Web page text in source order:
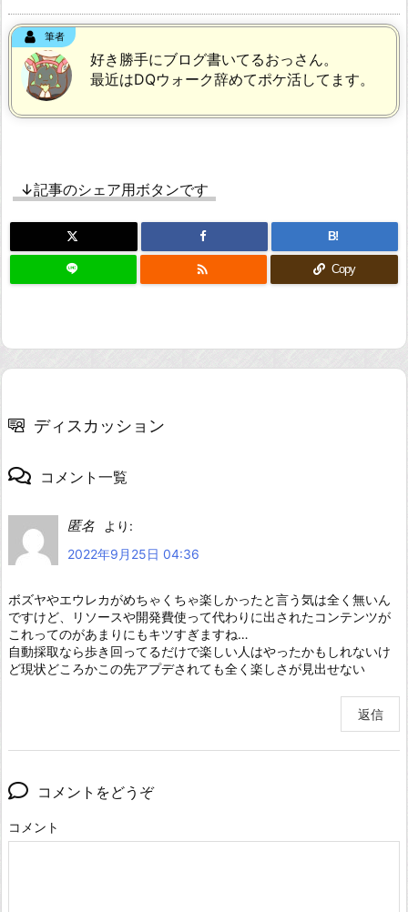
筆者
好き勝手にブログ書いてるおっさん。
最近はDQウォーク辞めてポケ活してます。
↓記事のシェア用ボタンです
B!
 Copy
ディスカッション
コメント一覧
匿名
より:
2022年9月25日 04:36
ボズヤやエウレカがめちゃくちゃ楽しかったと言う気は全く無いん
ですけど、リソースや開発費使って代わりに出されたコンテンツが
これってのがあまりにもキツすぎますね…
自動採取なら歩き回ってるだけで楽しい人はやったかもしれないけ
ど現状どころかこの先アプデされても全く楽しさが見出せない
返信
コメントをどうぞ
コメント